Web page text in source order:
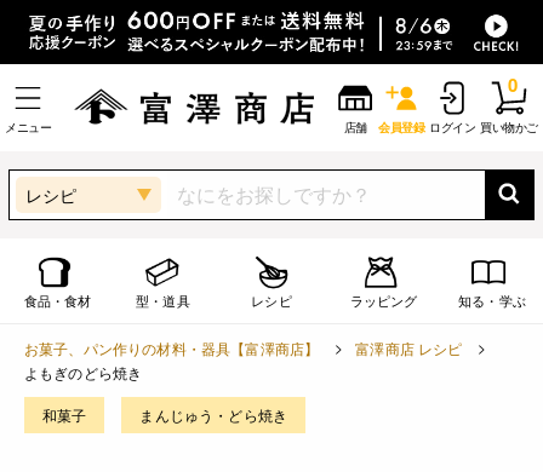
メニュー 店舗 会員登録 ログイン 買い物かご
0
レシピ
食品・食材 型・道具 レシピ ラッピング 知る・学ぶ
お菓子、パン作りの材料・器具【富澤商店】
富澤商店 レシピ
よもぎのどら焼き
和菓子 まんじゅう・どら焼き